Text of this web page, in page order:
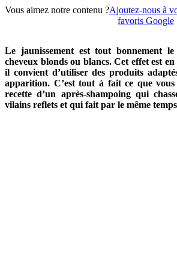
Vous aimez notre contenu ?Ajoutez-nous à
favoris Google
Le jaunissement est tout bonnement
cheveux blonds ou blancs. Cet effet est
il convient d’utiliser des produits
apparition. C’est tout à fait ce que
recette d’un après-shampoing qui
vilains reflets et qui fait par le même